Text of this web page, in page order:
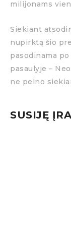
milijonams
Siekiant
nupirktą šio
pasodinama
pasaulyje –
ne pelno
SUSIJĘ